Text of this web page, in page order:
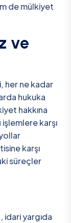
de mülkiyet
ve
her ne kadar
hukuka
hakkına
karşı
karşı
süreçler
idari yargıda